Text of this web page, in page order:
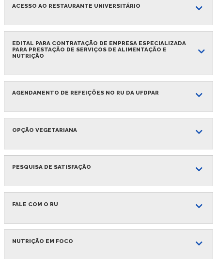
ACESSO AO RESTAURANTE UNIVERSITÁRIO
EDITAL PARA CONTRATAÇÃO DE EMPRESA ESPECIALIZADA
PARA PRESTAÇÃO DE SERVIÇOS DE ALIMENTAÇÃO E
NUTRIÇÃO
AGENDAMENTO DE REFEIÇÕES NO RU DA UFDPAR
OPÇÃO VEGETARIANA
PESQUISA DE SATISFAÇÃO
FALE COM O RU
NUTRIÇÃO EM FOCO